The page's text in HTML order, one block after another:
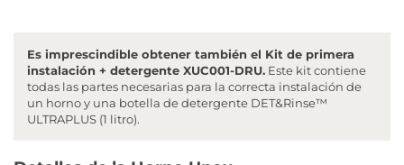
Es imprescindible obtener también el Kit de primera
instalación + detergente XUC001-DRU. Este kit contiene
todas las partes necesarias para la correcta instalación de
un horno y una botella de detergente DET&Rinse™
ULTRAPLUS (1 litro).